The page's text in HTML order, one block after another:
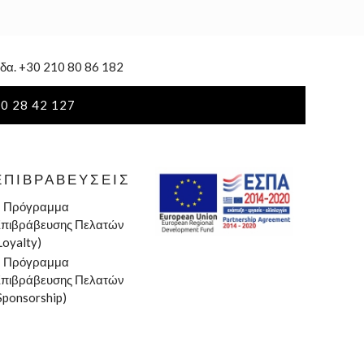
+30 210 80 86 182
28 42 127
Πρόγραμμα
Πελατών
Πρόγραμμα
Πελατών